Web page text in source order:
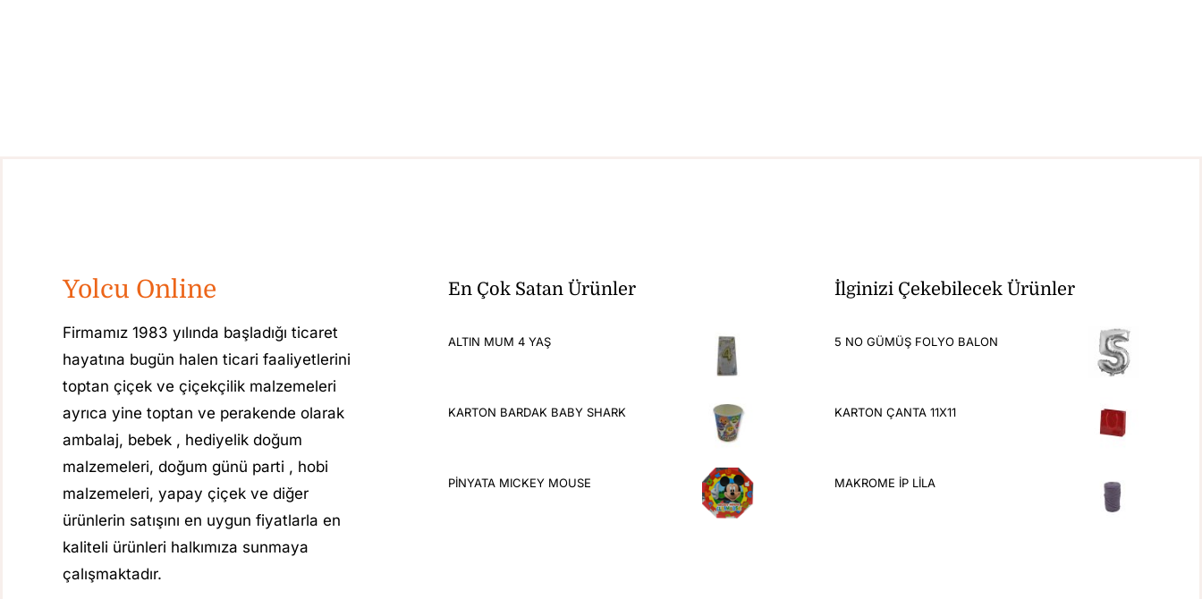
Yolcu Online
Firmamız 1983 yılında başladığı ticaret
hayatına bugün halen ticari faaliyetlerini
toptan çiçek ve çiçekçilik malzemeleri
ayrıca yine toptan ve perakende olarak
ambalaj, bebek , hediyelik doğum
malzemeleri, doğum günü parti , hobi
malzemeleri, yapay çiçek ve diğer
ürünlerin satışını en uygun fiyatlarla en
kaliteli ürünleri halkımıza sunmaya
çalışmaktadır.
En Çok Satan Ürünler
ALTIN MUM 4 YAŞ
KARTON BARDAK BABY SHARK
PİNYATA MICKEY MOUSE
İlginizi Çekebilecek Ürünler
5 NO GÜMÜŞ FOLYO BALON
KARTON ÇANTA 11X11
MAKROME İP LİLA